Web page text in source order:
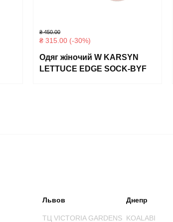
₴450.00
₴ 315.00 (-30%)
Одяг жіночий W KARSYN
LETTUCE EDGE SOCK-BYF
Львов
ТЦ VICTORIA GARDENS
Днепр
KOALABI